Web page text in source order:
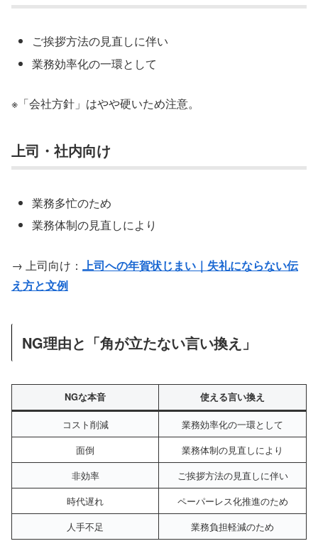
ご挨拶方法の見直しに伴い
業務効率化の一環として
※「会社方針」はやや硬いため注意。
上司・社内向け
業務多忙のため
業務体制の見直しにより
→ 上司向け：
上司への年賀状じまい｜失礼にならない伝
え方と文例
NG理由と「角が立たない言い換え」
NGな本音 使える言い換え
コスト削減
業務効率化の一環として
面倒
業務体制の見直しにより
非効率
ご挨拶方法の見直しに伴い
時代遅れ
ペーパーレス化推進のため
人手不足
業務負担軽減のため